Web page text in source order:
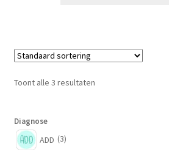
Toont alle 3 resultaten
Diagnose
ADD (3)